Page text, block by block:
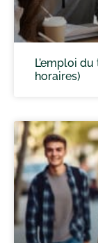
L’emploi
horaires)